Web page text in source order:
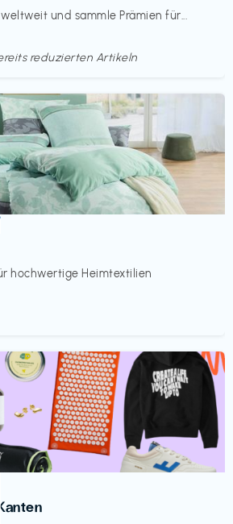
und sammle Prämien für...
reduzierten Artikeln
hochwertige Heimtextilien